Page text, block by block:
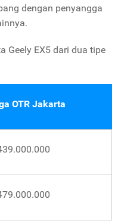
dengan penyangga
Geely EX5 dari dua tipe
OTR Jakarta